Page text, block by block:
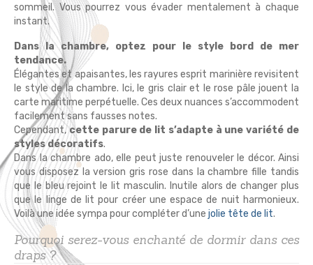
sommeil. Vous pourrez vous évader mentalement à chaque
instant.
Dans la chambre, optez pour le style bord de mer
tendance.
Élégantes et apaisantes, les rayures esprit marinière revisitent
le style de la chambre. Ici, le gris clair et le rose pâle jouent la
carte maritime perpétuelle. Ces deux nuances s’accommodent
facilement sans fausses notes.
Cependant,cette parure de lit s’adapte à une variété de
styles décoratifs.
Dans la chambre ado, elle peut juste renouveler le décor. Ainsi
vous disposez la version gris rose dans la chambre fille tandis
que le bleu rejoint le lit masculin. Inutile alors de changer plus
que le linge de lit pour créer une espace de nuit harmonieux.
Voilà une idée sympa pour compléter d’une jolie tête de lit.
Pourquoi serez-vous enchanté de dormir dans ces
draps ?